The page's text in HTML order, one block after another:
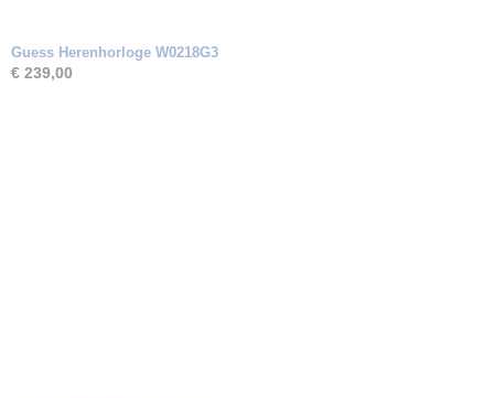
Guess Herenhorloge W0218G3
€ 239,00